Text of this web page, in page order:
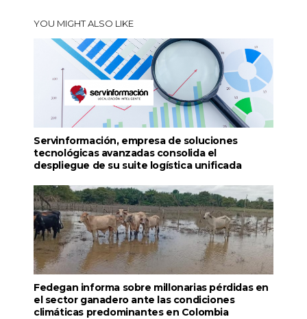
YOU MIGHT ALSO LIKE
Servinformación, empresa de soluciones
tecnológicas avanzadas consolida el
despliegue de su suite logística unificada
Fedegan informa sobre millonarias pérdidas en
el sector ganadero ante las condiciones
climáticas predominantes en Colombia